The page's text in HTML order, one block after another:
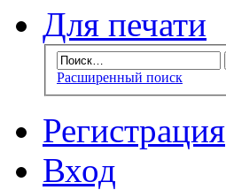
Для печати
Расширенный поиск
Регистрация
Вход